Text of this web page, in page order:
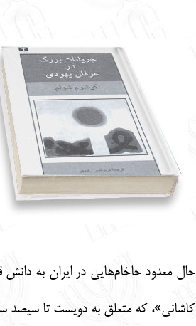
حال معدود حاخام‌هایی در ایران به
کاشانی»، که متعلق به دویست تا سیصد